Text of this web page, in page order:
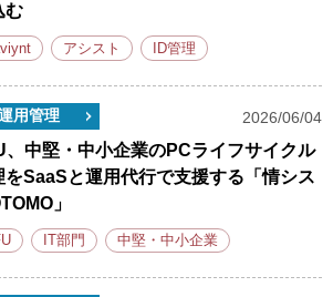
む
アシスト ID管理
用管理 2026/06/04
、中堅・中小企業のPCライフサイクル
をSaaSと運用代行で支援する「情シス
」
IT部門 中堅・中小企業